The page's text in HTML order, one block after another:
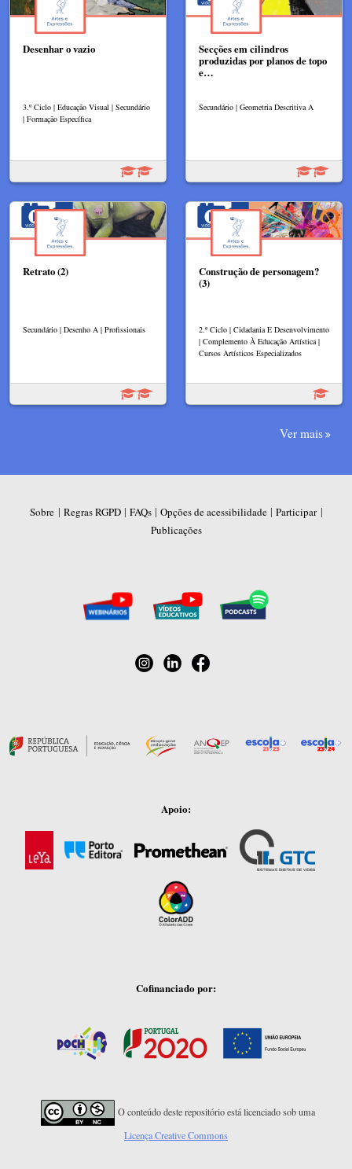
Desenhar o vazio
3.º Ciclo | Educação Visual | Secundário
| Formação Específica
Secções em cilindros
produzidas por planos de topo
e…
Secundário | Geometria Descritiva A
Retrato (2)
Secundário | Desenho A | Profissionais
Construção de personagem?
(3)
2.º Ciclo | Cidadania E Desenvolvimento
| Complemento À Educação Artística |
Cursos Artísticos Especializados
Ver mais
Sobre | Regras RGPD| FAQs| Opções de acessibilidade| Participar|
Publicações
Apoio:
Cofinanciado por:
O conteúdo deste repositório está licenciado sob uma
Licença Creative Commons